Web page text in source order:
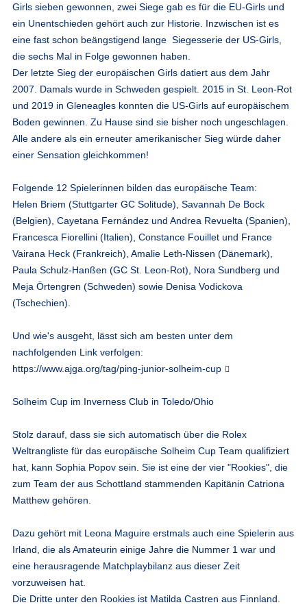
Girls sieben gewonnen, zwei Siege gab es für die EU-Girls und
ein Unentschieden gehört auch zur Historie. Inzwischen ist es
eine fast schon beängstigend lange Siegesserie der US-Girls,
die sechs Mal in Folge gewonnen haben.
Der letzte Sieg der europäischen Girls datiert aus dem Jahr
2007. Damals wurde in Schweden gespielt. 2015 in St. Leon-Rot
und 2019 in Gleneagles konnten die US-Girls auf europäischem
Boden gewinnen. Zu Hause sind sie bisher noch ungeschlagen.
Alle andere als ein erneuter amerikanischer Sieg würde daher
einer Sensation gleichkommen!
Folgende 12 Spielerinnen bilden das europäische Team:
Helen Briem (Stuttgarter GC Solitude), Savannah De Bock
(Belgien), Cayetana Fernández und Andrea Revuelta (Spanien),
Francesca Fiorellini (Italien), Constance Fouillet und France
Vairana Heck (Frankreich), Amalie Leth-Nissen (Dänemark),
Paula Schulz-Hanßen (GC St. Leon-Rot), Nora Sundberg und
Meja Örtengren (Schweden) sowie Denisa Vodickova
(Tschechien).
Und wie's ausgeht, lässt sich am besten unter dem
nachfolgenden Link verfolgen:
https://www.ajga.org/tag/ping-junior-solheim-cup
Solheim Cup im Inverness Club in Toledo/Ohio
Stolz darauf, dass sie sich automatisch über die Rolex
Weltrangliste für das europäische Solheim Cup Team qualifiziert
hat, kann Sophia Popov sein. Sie ist eine der vier "Rookies", die
zum Team der aus Schottland stammenden Kapitänin Catriona
Matthew gehören.
Dazu gehört mit Leona Maguire erstmals auch eine Spielerin aus
Irland, die als Amateurin einige Jahre die Nummer 1 war und
eine herausragende Matchplaybilanz aus dieser Zeit
vorzuweisen hat.
Die Dritte unter den Rookies ist Matilda Castren aus Finnland.